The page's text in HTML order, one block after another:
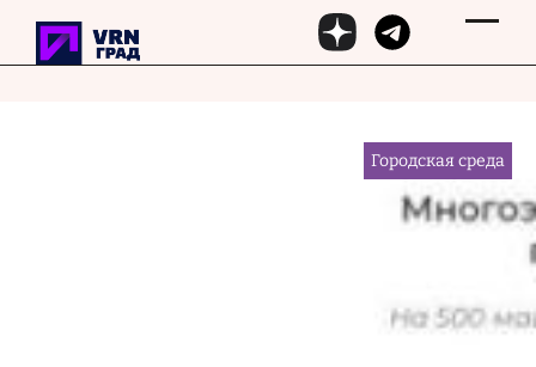
Перейти к основному содержанию
Городская среда